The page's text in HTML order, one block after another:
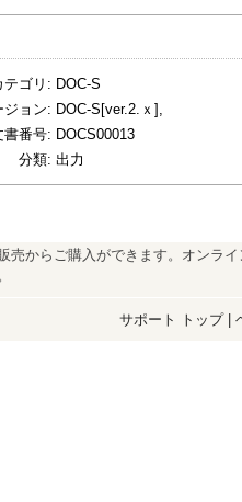
テゴリ: DOC-S
ジョン: DOC-S[ver.2.ｘ],
書番号: DOCS00013
分類: 出力
売からご購入ができます。オンライ
サポート トップ|